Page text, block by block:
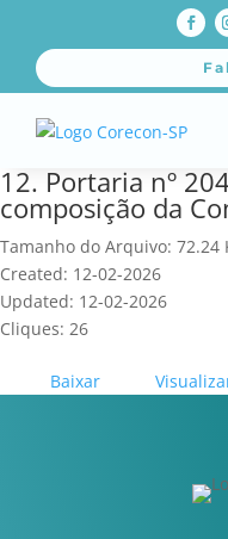
12. Portaria nº
composição da
Tamanho do Arquivo: 72.24
Created: 12-02-2026
Updated: 12-02-2026
Cliques: 26
Baixar